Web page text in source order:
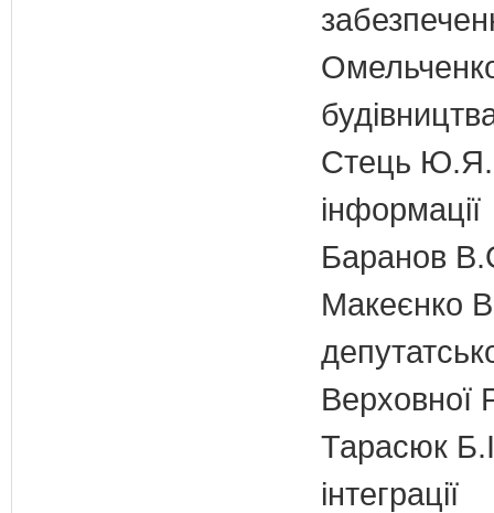
Стець Ю.Я.
інформації
Баранов
Макеєнко
Верховної
Тарасюк
інтеграції